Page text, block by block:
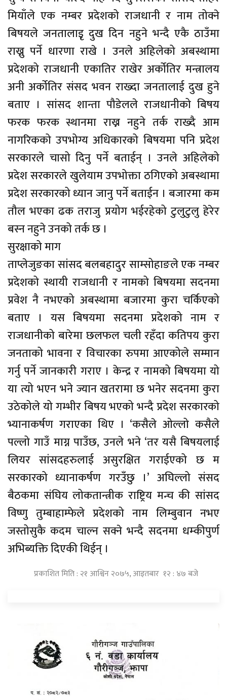
मियाँले एक नम्बर प्रदेशको राजधानी र नाम तोक्ने
बिषयले जनतालाइृ दुख दिन नहुने भन्दै एकै ठाउँमा
राख्नु पर्ने धारणा राखे । उनले अहिलेको अबस्थामा
प्रदेशको राजधानी एकातिर राखेर अर्कोतिर मन्त्रालय
अनी अर्कोतिर संसद भवन राख्दा जनतालाई दुख हुने
बताए । सांसद शान्ता पौडेलले राजधानीको बिषय
फरक फरक स्थानमा राख्न नहुने तर्क राख्दै आम
नागरिकको उपभोग्य अधिकारको बिषयमा पनि प्रदेश
सरकारले चासो दिनु पर्ने बताईन् । उनले अहिलेको
प्रदेश सरकारले खुलेयाम उपभोक्ता ठगिएको अबस्थामा
प्रदेश सरकारको ध्यान जानु पर्ने बताईन । बजारमा कम
तौल भएका ढक तराजु प्रयोग भईरहेको टुलुटुलु हेरेर
बस्न नहुने उनको तर्क छ ।
सुरक्षाको माग
ताप्लेजुङका सांसद बलबहादुर साम्सोहाङले एक नम्बर
प्रदेशको स्थायी राजधानी र नामको बिषयमा सदनमा
प्रवेश नै नभएको अबस्थामा बजारमा कुरा चर्किएको
बताए । यस बिषयमा सदनमा प्रदेशको नाम र
राजधानीको बारेमा छलफल चली रहँदा कतिपय कुरा
जनताको भावना र विचारका रुपमा आएकोले सम्मान
गर्नु पर्ने जानकारी गराए । केन्द्र र नामको बिषयमा यो
या त्यो भएन भने ज्यान खतरामा छ भनेर सदनमा कुरा
उठेकोले यो गम्भीर बिषय भएको भन्दै प्रदेश सरकारको
भ्यानाकर्षण गराएका थिए । ‘कसैले ओल्लो कसैले
पल्लो गाउँ माग्न पाउँछ, उनले भने ‘तर यसै बिषयलाई
लियर सांसदहरुलाई असुरक्षित गराईएको छ म
सरकारको ध्यानाकर्षण गरउँछु ।’ अघिल्लो संसद
बैठकमा संघिय लोकतान्त्रीक राष्ट्रिय मन्च की सांसद
विष्णु तुम्बाहाम्फेले प्रदेशको नाम लिम्बुवान नभए
जस्तोसुकै कदम चाल्न सक्ने भन्दै सदनमा धम्कीपुर्ण
अभिब्यक्ति दिएकी थिईन् ।
प्रकाशित मिति : २१ आश्विन २०७५, आइतबार १२ : ४७ बजे